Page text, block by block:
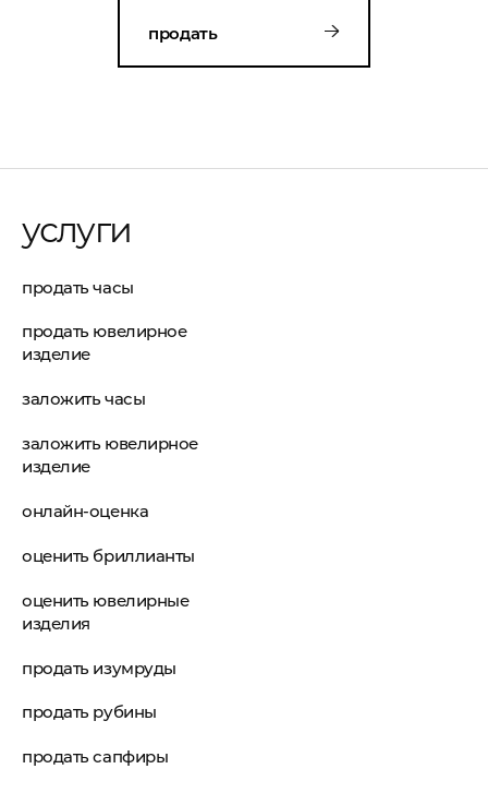
продать
услуги
продать часы
продать ювелирное
изделие
заложить часы
заложить ювелирное
изделие
онлайн-оценка
оценить бриллианты
оценить ювелирные
изделия
продать изумруды
продать рубины
продать сапфиры